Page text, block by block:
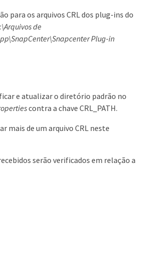
para os arquivos CRL dos plug-ins do
de
Plug-in
e atualizar o diretório padrão no
contra a chave CRL_PATH.
mais de um arquivo CRL neste
serão verificados em relação a